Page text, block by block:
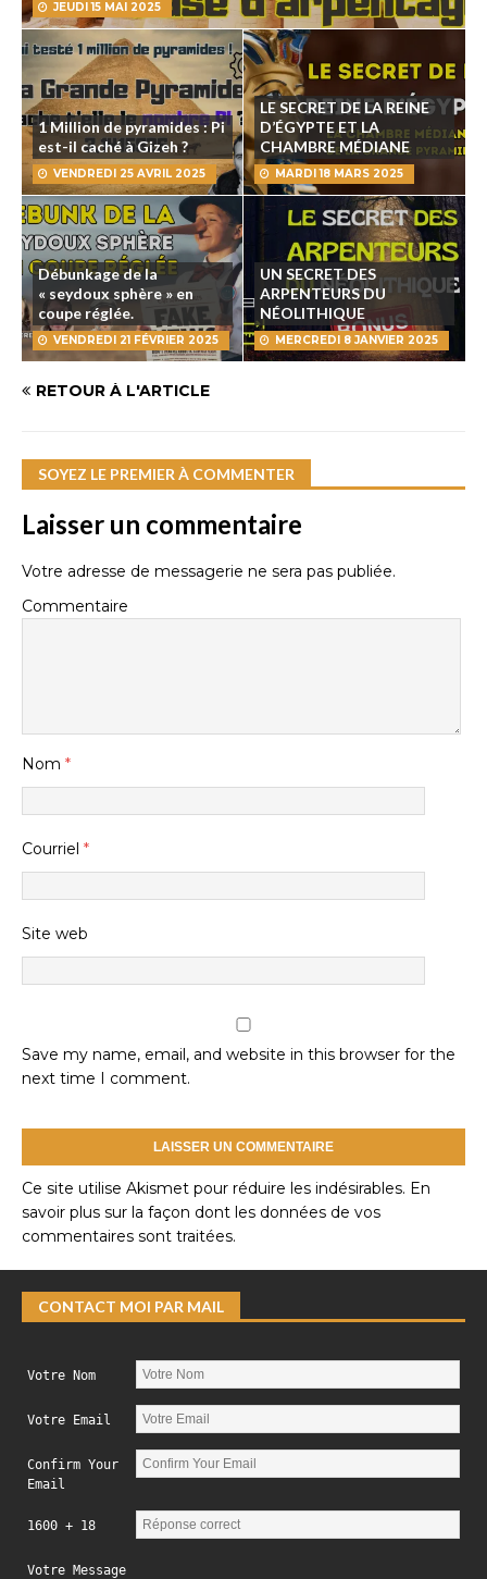
JEUDI 15 MAI 2025
1 Million de pyramides : Pi
est-il caché à Gizeh ?
VENDREDI 25 AVRIL 2025
LE SECRET DE LA REINE
D’ÉGYPTE ET LA
CHAMBRE MÉDIANE
MARDI 18 MARS 2025
Débunkage de la
« seydoux sphère » en
coupe réglée.
VENDREDI 21 FÉVRIER 2025
UN SECRET DES
ARPENTEURS DU
NÉOLITHIQUE
MERCREDI 8 JANVIER 2025
RETOUR À L'ARTICLE
SOYEZ LE PREMIER À COMMENTER
Laisser un commentaire
Votre adresse de messagerie ne sera pas publiée.
Commentaire
Nom *
Courriel *
Site web
Save my name, email, and website in this browser for the
next time I comment.
Ce site utilise Akismet pour réduire les indésirables. En
savoir plus sur la façon dont les données de vos
commentaires sont traitées.
CONTACT MOI PAR MAIL
Votre Nom
Votre Email
Confirm Your
Email
1600 + 18
Votre Message